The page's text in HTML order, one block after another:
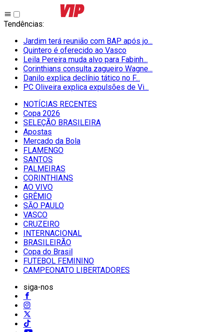
Tendências:
Jardim terá reunião com BAP após jo...
Quintero é oferecido ao Vasco
Leila Pereira muda alvo para Fabinh...
Corinthians consulta zagueiro Wagne...
Danilo explica declínio tático no F...
PC Oliveira explica expulsões de Vi...
NOTÍCIAS RECENTES
Copa 2026
SELEÇÃO BRASILEIRA
Apostas
Mercado da Bola
FLAMENGO
SANTOS
PALMEIRAS
CORINTHIANS
AO VIVO
GRÊMIO
SĀO PAULO
VASCO
CRUZEIRO
INTERNACIONAL
BRASILEIRÃO
Copa do Brasil
FUTEBOL FEMININO
CAMPEONATO LIBERTADORES
siga-nos